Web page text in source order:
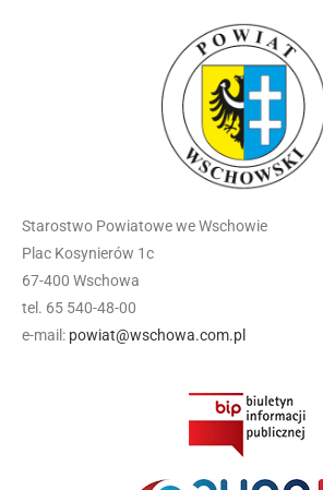
Starostwo Powiatowe we Wschowie
Plac Kosynierów 1c
67-400 Wschowa
tel. 65 540-48-00
e-mail: powiat@wschowa.com.pl